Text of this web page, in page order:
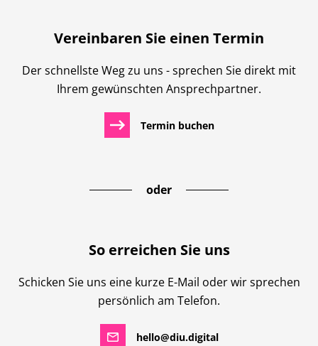
Vereinbaren Sie einen Termin
Der schnellste Weg zu uns - sprechen Sie direkt mit
Ihrem gewünschten Ansprechpartner.
Termin buchen
oder
So erreichen Sie uns
Schicken Sie uns eine kurze E-Mail oder wir sprechen
persönlich am Telefon.
hello@diu.digital